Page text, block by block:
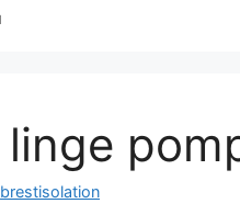
brestisolation